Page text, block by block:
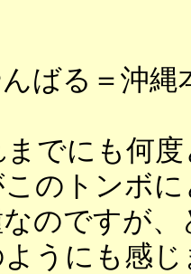
ばる＝沖
でにも何
のトンボ
のですが
うにも感じ